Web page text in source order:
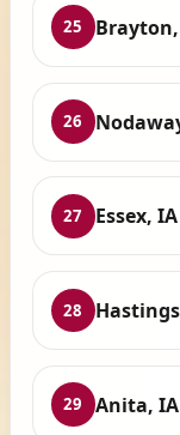
25 Brayton,
26
27 Essex,
28
29 Anita, IA